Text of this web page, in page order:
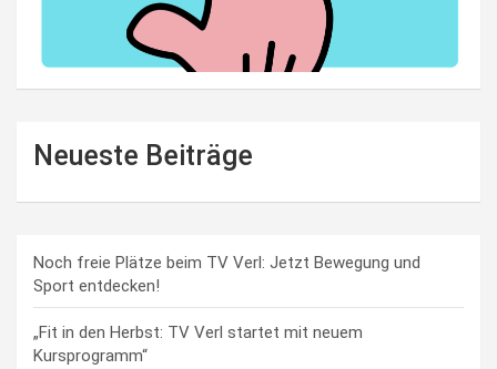
Neueste Beiträge
Noch freie Plätze beim TV Verl: Jetzt Bewegung und
Sport entdecken!
„Fit in den Herbst: TV Verl startet mit neuem
Kursprogramm“